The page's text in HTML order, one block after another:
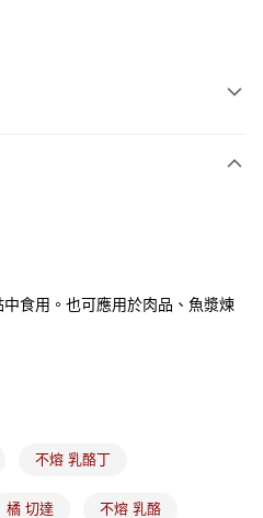
過90cm)
食用。也可應用於肉品、魚漿煉
不熔 乳酪丁
橘 切達 不熔 乳酪